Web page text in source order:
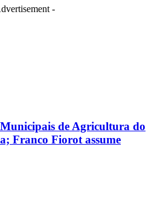
-
de Agricultura do
Franco Fiorot assume